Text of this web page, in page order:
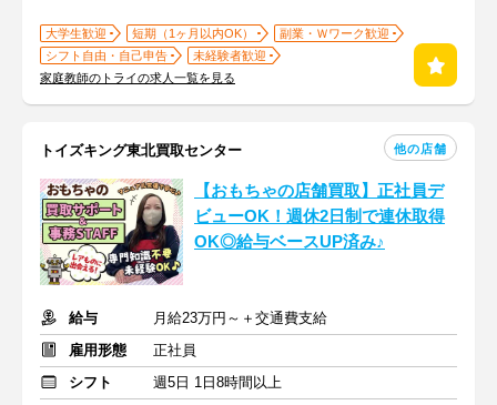
大学生歓迎 短期（1ヶ月以内OK）
副業・Ｗワーク歓迎
シフト自由・自己申告
未経験者歓迎
家庭教師のトライの求人一覧を見る
トイズキング東北買取センター 他の店舗
【おもちゃの店舗買取】正社員デ
ビューOK！週休2日制で連休取得
OK◎給与ベースUP済み♪
給与
月給23万円～＋交通費支給
雇用形態
正社員
シフト
週5日 1日8時間以上